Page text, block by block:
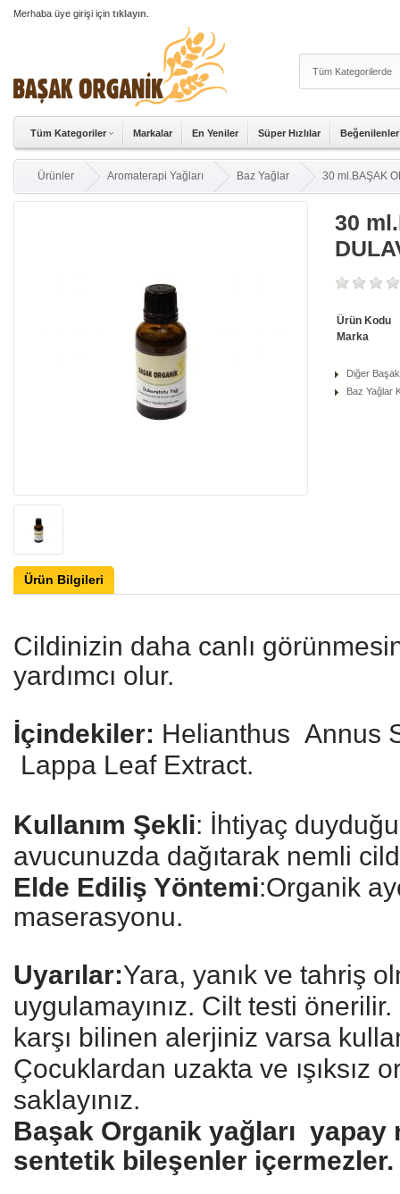
Merhaba üye girişi için tıklayın
Tüm Kategoriler Markalar En Yeniler Süper Hızlılar Beğenilenler
Ürünler Aromaterapi Yağları Baz Yağlar 30 ml.BAŞAK
30
Ürün Kodu
Marka
Diğer
Baz Yağlar
Ürün Bilgileri
Cildinizin daha canlı
yardımcı olur.
İçindekiler: Helianthus Annus
Lappa Leaf Extract.
Kullanım Şekli: İhtiyaç
avucunuzda dağıtarak nemli
Elde Ediliş Yöntemi:Organik
maserasyonu.
Uyarılar:Yara, yanık ve tahriş
uygulamayınız. Cilt testi
karşı bilinen alerjiniz varsa
Çocuklardan uzakta ve ışıksız
saklayınız.
Başak Organik yağları
sentetik bileşenler içermezler.